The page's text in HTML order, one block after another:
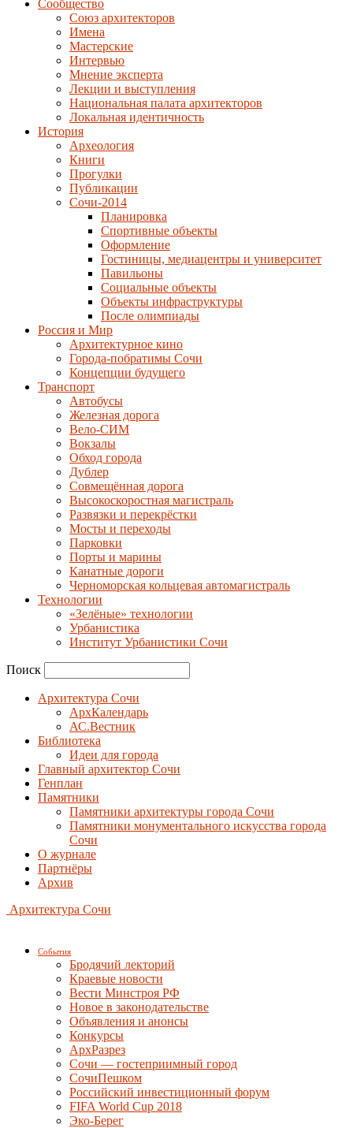
Сообщество
Союз архитекторов
Имена
Мастерские
Интервью
Мнение эксперта
Лекции и выступления
Национальная палата архитекторов
Локальная идентичность
История
Археология
Книги
Прогулки
Публикации
Сочи-2014
Планировка
Спортивные объекты
Оформление
Гостиницы, медиацентры и университет
Павильоны
Социальные объекты
Объекты инфраструктуры
После олимпиады
Россия и Мир
Архитектурное кино
Города-побратимы Сочи
Концепции будущего
Транспорт
Автобусы
Железная дорога
Вело-СИМ
Вокзалы
Обход города
Дублер
Совмещённая дорога
Высокоскоростная магистраль
Развязки и перекрёстки
Мосты и переходы
Парковки
Порты и марины
Канатные дороги
Черноморская кольцевая автомагистраль
Технологии
«Зелёные» технологии
Урбанистика
Институт Урбанистики Сочи
Поиск
Архитектура Сочи
АрхКалендарь
АС.Вестник
Библиотека
Идеи для города
Главный архитектор Сочи
Генплан
Памятники
Памятники архитектуры города Сочи
Памятники монументального искусства города
Сочи
О журнале
Партнёры
Архив
Архитектура Сочи
События
Бродячий лекторий
Краевые новости
Вести Минстроя РФ
Новое в законодательстве
Объявления и анонсы
Конкурсы
АрхРазрез
Сочи — гостеприимный город
СочиПешком
Российский инвестиционный форум
FIFA World Cup 2018
Эко-Берег